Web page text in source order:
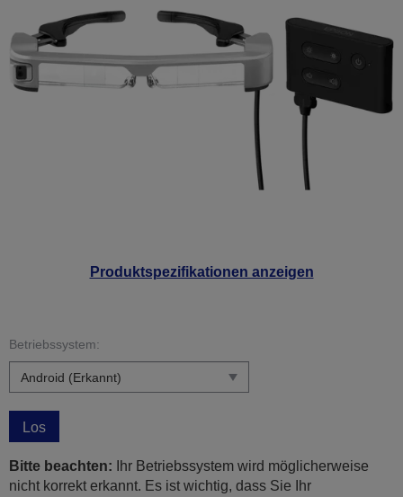
Produktspezifikationen anzeigen
Betriebssystem:
Los
Bitte beachten: Ihr Betriebssystem wird möglicherweise
nicht korrekt erkannt. Es ist wichtig, dass Sie Ihr